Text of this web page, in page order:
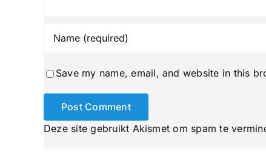
Save my name, email, and website in this
Deze site gebruikt Akismet om spam te